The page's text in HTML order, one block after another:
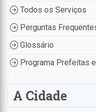
Todos os Serviços
Perguntas
Glossário
Programa Prefeitas
A Cidade